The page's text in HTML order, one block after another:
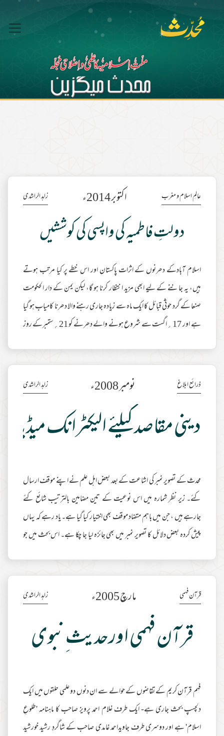
عالمِ اسلام و مغرب اکتوبر 2014ء زاہد الراشدی
دولتِ فاطمیہ کی واپسی کی کوششیں
اسلام آبادکے دھرنوں کے اثرات پاکستان اور اس خطے پر کیا مرتب ہوتے
ہیں، یہ جاننے کے لیے ابھی مزید انتظار کرنا ہو گا، لیکن یمن کے دار الحکومت
صنعا کے گرد حوثی قبائل کا ایک ماہ سے زیادہ جاری رہنے والا دھرنا کامیاب ہو گیا
ہے اور 17؍اگست سے شروع ہونے والے دھرنے کو 21؍ستمبرکے روز
تکمیل تک پہنچا دیا ہے کہ حکومت مستعفی ہو جائے گی اور اس کی جگہ ٹیکنوکریٹ
حکومت قائم ہوگی۔ چند سال قبل 'عرب بہار'کی عوامی یلغار کے بعد علی عبد اللّٰہ
صالح کمزید مطالعہ
ذرائع ابلاغ نومبر 2008ء زاہد الراشدی
دینی مقاصد کیلئے الیکٹرانک میڈیا
محدث کے تصویر نمبر کی اشاعت کے بعد بعض اہل علم نے اپنے موقف ارسال
کئے۔ زیر نظر شمارہ میں اس نوعیت کے تین مضامین بالترتیب شائع کئے
جارہے ہیں ، جن میں باہم متضاد موقف بھی اختیار کیا گیا ہے۔ یاد رہے کہ یہاں
پیش کردہ بعض دلائل کا تصویر نمبر میں بھی جائزہ لیا جا چکا ہے۔ اس بحث میں جو
شماروں میں ان تکمیلی مضامین کی اشاعت کے بعد ان شاء اللہ ان پر ایک جامع
تبصرہ پیش کیا جائے گا تاکہ قارئین انتشارِ فکری کی بجائے ایک واضح نتیجہ تک پہنچ
مزید مطالعہ
قرآن فہمی مارچ 2005ء زاہد الراشدی
قرآن فہمى اورحديث ِنبوى
فہم قرآن كريم كے تقاضوں كے حوالے سے ان دنوں دو علمى حلقوں ميں ايك
دلچسپ بحث جارى ہے- ايك طرف غلام احمد پرويز صاحب كا ماہنامہ 'طلوعِ
اسلام' ہے اور دوسرى طرف جاويداحمد غامدى صاحب كے شاگردِ رشيد خورشيد